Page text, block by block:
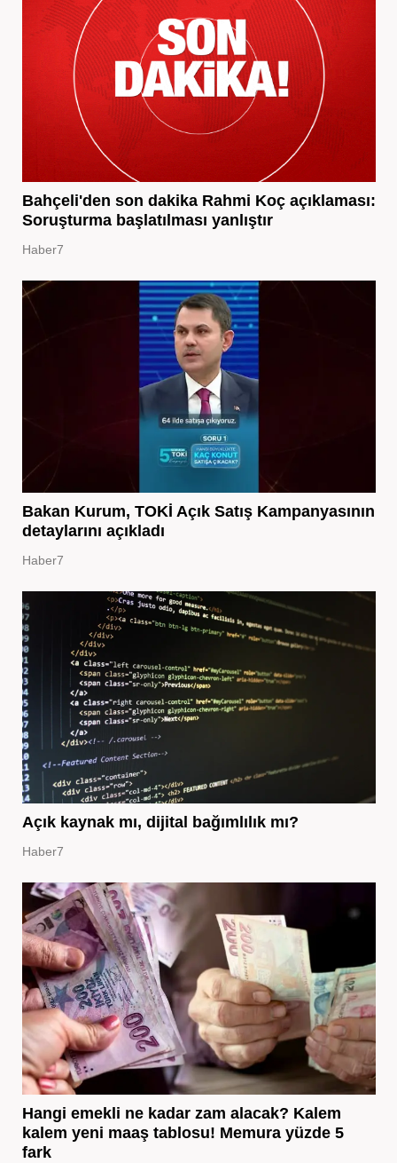
Bahçeli'den son dakika Rahmi Koç açıklaması:
Soruşturma başlatılması yanlıştır
Haber7
Bakan Kurum, TOKİ Açık Satış Kampanyasının
detaylarını açıkladı
Haber7
Açık kaynak mı, dijital bağımlılık mı?
Haber7
Hangi emekli ne kadar zam alacak? Kalem
kalem yeni maaş tablosu! Memura yüzde 5
fark